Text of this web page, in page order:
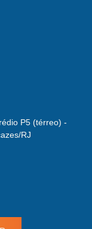
P5 (térreo) -
RJ